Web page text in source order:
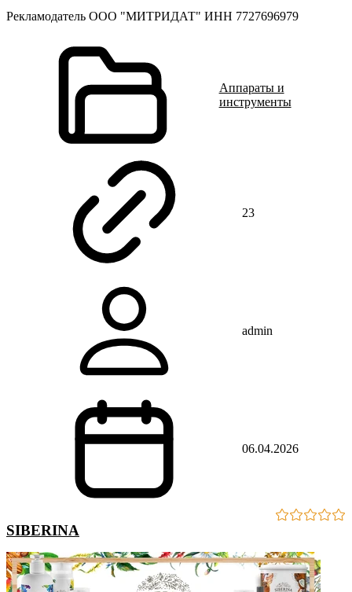
Рекламодатель ООО "МИТРИДАТ" ИНН 7727696979
Аппараты и
инструменты
23
admin
06.04.2026
SIBERINA